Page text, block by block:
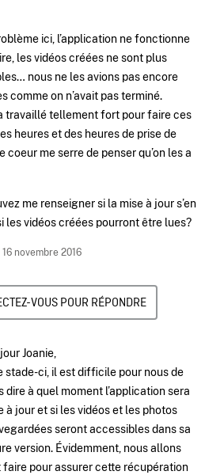
ici, l’application ne fonctionne
les vidéos créées ne sont plus
nous ne les avions pas encore
comme on n’avait pas terminé.
travaillé tellement fort pour faire ces
heures et des heures de prise de
coeur me serre de penser qu’on les a
me renseigner si la mise à jour s’en
les vidéos créées pourront être lues?
16 novembre 2016
VOUS POUR RÉPONDRE
Joanie,
stade-ci, il est difficile pour nous de
dire à quel moment l’application sera
à jour et si les vidéos et les photos
seront accessibles dans sa
version. Évidemment, nous allons
faire pour assurer cette récupération